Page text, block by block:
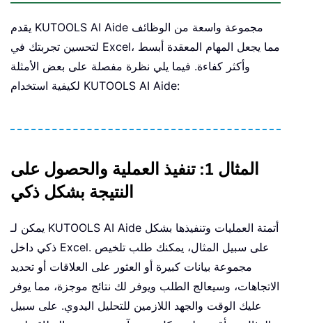
يقدم KUTOOLS AI Aide مجموعة واسعة من الوظائف
لتحسين تجربتك في Excel، مما يجعل المهام المعقدة أبسط
وأكثر كفاءة. فيما يلي نظرة مفصلة على بعض الأمثلة
لكيفية استخدام KUTOOLS AI Aide:
المثال 1: تنفيذ العملية والحصول على
النتيجة بشكل ذكي
يمكن لـ KUTOOLS AI Aide أتمتة العمليات وتنفيذها بشكل
ذكي داخل Excel. على سبيل المثال، يمكنك طلب تلخيص
مجموعة بيانات كبيرة أو العثور على العلاقات أو تحديد
الاتجاهات، وسيعالج الطلب ويوفر لك نتائج موجزة، مما يوفر
عليك الوقت والجهد اللازمين للتحليل اليدوي. على سبيل